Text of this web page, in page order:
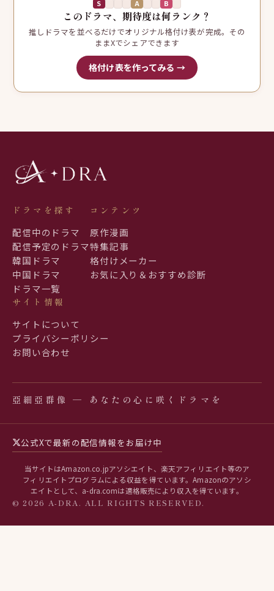
S A B
このドラマ、期待度は何ランク？
推しドラマを並べるだけでオリジナル格付け表が完成。その
ままXでシェアできます
格付け表を作ってみる →
ドラマを探す
配信中のドラマ
配信予定のドラマ
韓国ドラマ
中国ドラマ
ドラマ一覧
コンテンツ
原作漫画
特集記事
格付けメーカー
お気に入り＆おすすめ診断
サイト情報
サイトについて
プライバシーポリシー
お問い合わせ
亞細亞群像 ─ あなたの心に咲くドラマを
公式Xで最新の配信情報をお届け中
当サイトはAmazon.co.jpアソシエイト、楽天アフィリエイト等のア
フィリエイトプログラムによる収益を得ています。Amazonのアソシ
エイトとして、a-dra.comは適格販売により収入を得ています。
© 2026 A-DRA. ALL RIGHTS RESERVED.